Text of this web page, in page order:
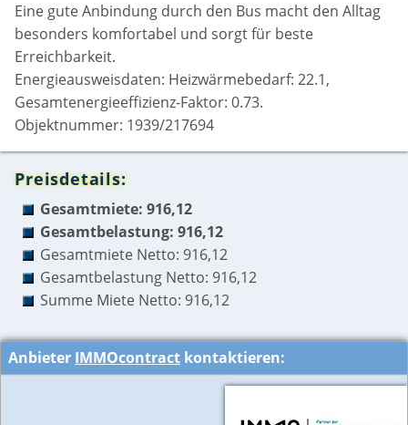
Eine gute Anbindung durch den Bus macht den Alltag
besonders komfortabel und sorgt für beste
Erreichbarkeit.
Energieausweisdaten: Heizwärmebedarf: 22.1,
Gesamtenergieeffizienz-Faktor: 0.73.
Objektnummer: 1939/217694
Preisdetails:
Gesamtmiete: 916,12
Gesamtbelastung: 916,12
Gesamtmiete Netto: 916,12
Gesamtbelastung Netto: 916,12
Summe Miete Netto: 916,12
Anbieter IMMOcontract kontaktieren: